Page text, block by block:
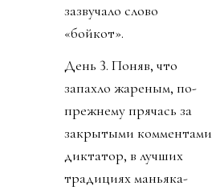
зазвучало слово
«бойкот».
День 3. Поняв, что
запахло жареным, по-
прежнему прячась за
закрытыми комментами
диктатор, в лучших
традициях маньяка-